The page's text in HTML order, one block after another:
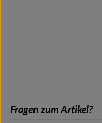
Fragen zum Artikel?